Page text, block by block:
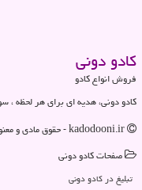
كادو دونی
فروش انواع کادو
کادو دونی، هدیه ای برای هر لحظه ،
صفحات كادو دونی
تبلیغ در كادو دونی